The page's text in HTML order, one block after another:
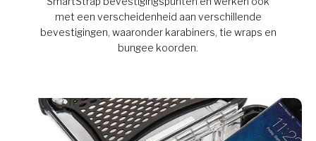
met een verscheidenheid aan verschillende
bevestigingen, waaronder karabiners, tie wraps en
bungee koorden.